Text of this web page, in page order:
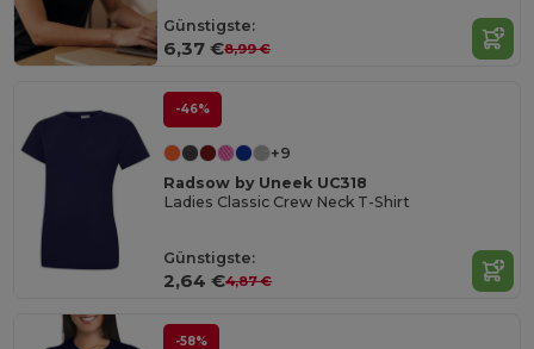
Günstigste:
6,37 €8,99 €
-46%
+9
Radsow by Uneek UC318
Ladies Classic Crew Neck T-Shirt
Günstigste:
2,64 €4,87 €
-58%